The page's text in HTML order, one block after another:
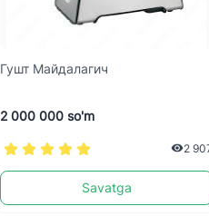
Гушт Майдалагич
2 000 000 so'm
2
Savatga